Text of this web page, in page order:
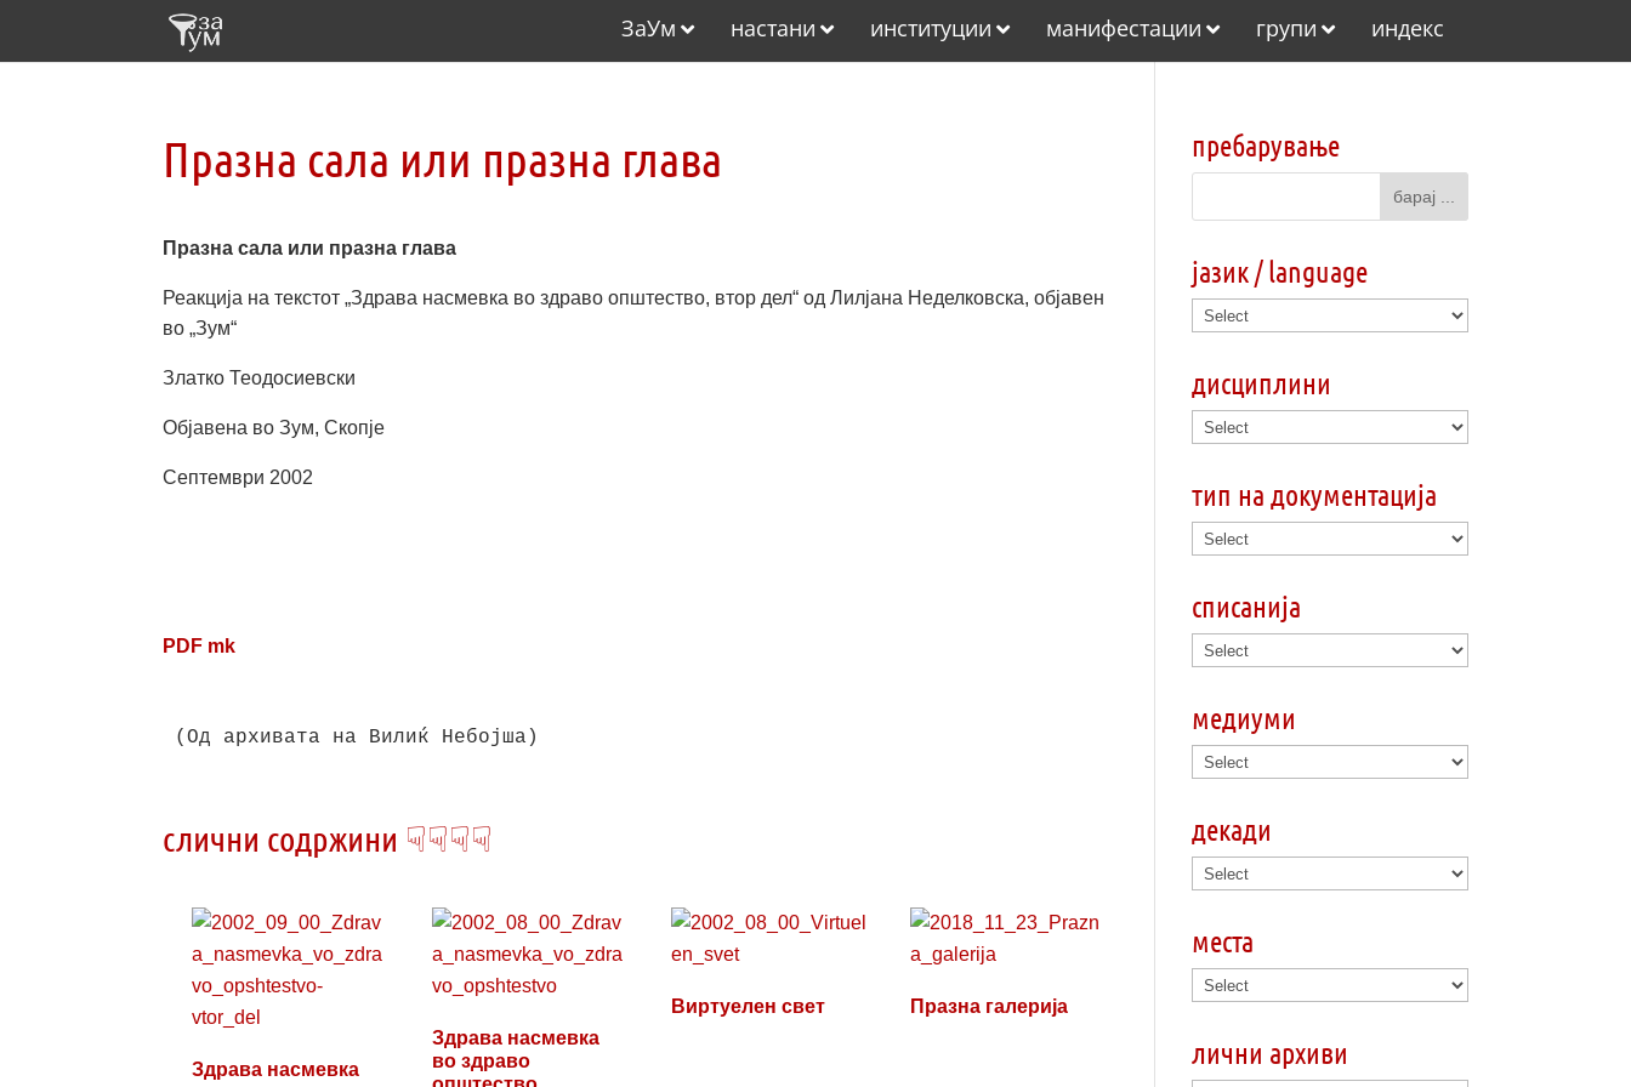
ЗаУм настани институции манифестации групи индекс
Празна сала или празна глава
Празна сала или празна глава
Реакција на текстот „Здрава насмевка во здраво општество, втор дел“ од Лилјана Неделковска, објавен
во „Зум“
Златко Теодосиевски
Објавенa во Зум, Скопје
Септември 2002
PDF mk
(Од архивата на Вилиќ Небојша)
слични содржини ☟☟☟☟
Здрава насмевка
Здрава насмевка
во здраво
Виртуелен свет Празна галерија
пребарување
јазик / language
дисциплини
тип на документација
списанија
медиуми
декади
места
лични архиви